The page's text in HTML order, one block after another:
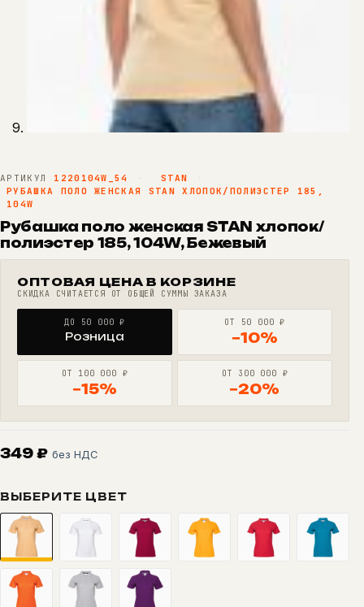
АРТИКУЛ 1220104W_54 · STAN
·
РУБАШКА ПОЛО ЖЕНСКАЯ STAN ХЛОПОК/ПОЛИЭСТЕР 185,
104W
Рубашка поло женская STAN хлопок/
полиэстер 185, 104W, Бежевый
ОПТОВАЯ ЦЕНА В КОРЗИНЕ
СКИДКА СЧИТАЕТСЯ ОТ ОБЩЕЙ СУММЫ ЗАКАЗА
ДО 50 000 ₽
Розница
ОТ 50 000 ₽
−10%
ОТ 100 000 ₽
−15%
ОТ 300 000 ₽
−20%
349 ₽ без НДС
ВЫБЕРИТЕ ЦВЕТ